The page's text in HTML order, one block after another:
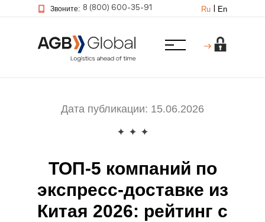
8 (800) 600-35-91
Звоните: Ru En
Дата публикации: 15.06.2026
ТОП-5 компаний по
экспресс-доставке из
Китая 2026: рейтинг с